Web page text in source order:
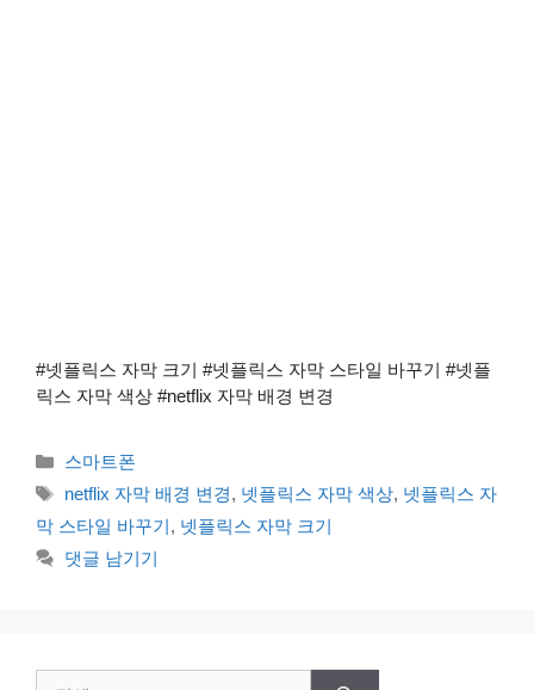
#넷플릭스 자막 크기 #넷플릭스 자막 스타일 바꾸기 #넷플
릭스 자막 색상 #netflix 자막 배경 변경
카
리
스마트폰
태
그
netflix 자막 배경 변경, 넷플릭스 자막 색상, 넷플릭스 자
막 스타일 바꾸기, 넷플릭스 자막 크기
댓글 남기기